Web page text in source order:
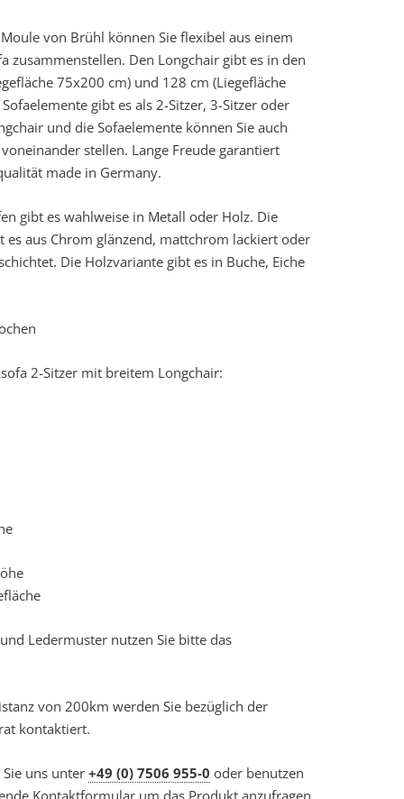
Moule von Brühl können Sie flexibel aus einem
zusammenstellen. Den Longchair gibt es in den
75x200 cm) und 128 cm (Liegefläche
gibt es als 2-Sitzer, 3-Sitzer oder
und die Sofaelemente können Sie auch
stellen. Lange Freude garantiert
made in Germany.
gibt es wahlweise in Metall oder Holz. Die
es aus Chrom glänzend, mattchrom lackiert oder
Die Holzvariante gibt es in Buche, Eiche
2-Sitzer mit breitem Longchair:
Ledermuster nutzen Sie bitte das
von 200km werden Sie bezüglich der
kontaktiert.
uns unter +49 (0) 7506 955-0 oder benutzen
Kontaktformular um das Produkt anzufragen